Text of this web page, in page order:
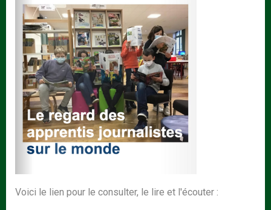
Voici le lien pour le consulter, le lire et l'écouter :